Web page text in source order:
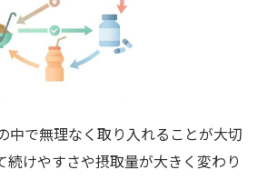
中で無理なく取り入れることが大切
続けやすさや摂取量が大きく変わり